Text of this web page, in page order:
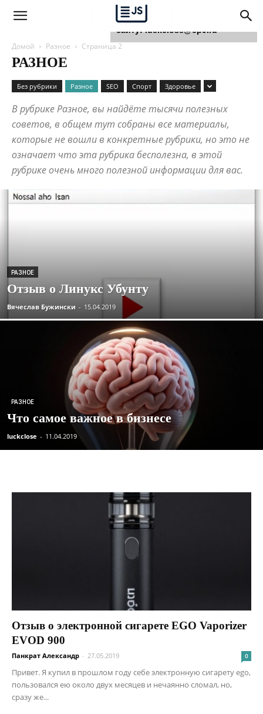
Домой Разное Страница 2
РАЗНОЕ
Без рубрики Разное SEO Спорт Здоровье
В рубрике Разное, вы найдёте тысячи полезных
советов, в общем тут собраны все материалы,
которые не вошли в конкретные рубрики, но это не
означает что эта рубрика бесполезна, в этой
рубрике очень много полезной информации для вас.
РАЗНОЕ
Отзыв о Линукс Убунту
Вячеслав Бужински - 15.04.2019
РАЗНОЕ
Что самое важное в бизнесе
luckclose - 11.04.2019
Отзыв о электронной сигарете EGO Vaporizer
EVOD 900
Панкрат Александр - 27.05.2019 0
Привет. Я купил в прошлом году себе электронную сигарету ego,
пользовался ею около двух месяцев и нечаянно сломал, но,
сразу же...
Для любых предложений по
сайту: luckclose@cp9.ru